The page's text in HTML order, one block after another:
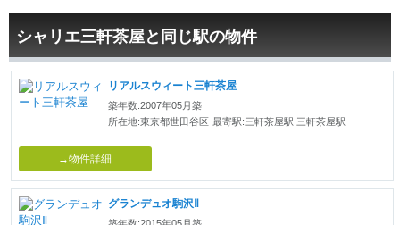
シャリエ三軒茶屋と同じ駅の物件
リアルスウィート三軒茶屋
築年数:2007年05月築
所在地:東京都世田谷区 最寄駅:三軒茶屋駅 三軒茶屋駅
→物件詳細
グランデュオ駒沢Ⅱ
築年数:2015年05月築